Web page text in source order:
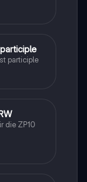
participle
die ZP10